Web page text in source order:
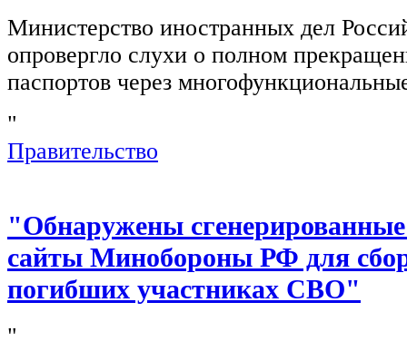
Министерство иностранных дел
опровергло слухи о полном
паспортов через
"
Правительство
"Обнаружены
сайты Минобороны РФ для
погибших участниках СВО"
"